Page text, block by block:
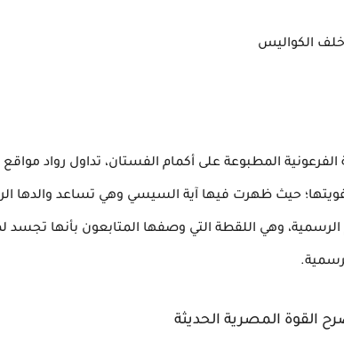
الكواليس
الفرعونية المطبوعة على أكمام الفستان، تداول رواد
حيث ظهرت فيها آية السيسي وهي تساعد والدها
وهي اللقطة التي وصفها المتابعون بأنها تجسد
القوة المصرية الحديثة